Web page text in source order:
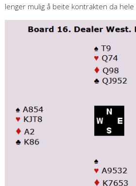
lenger mulig å beite kontrakten da